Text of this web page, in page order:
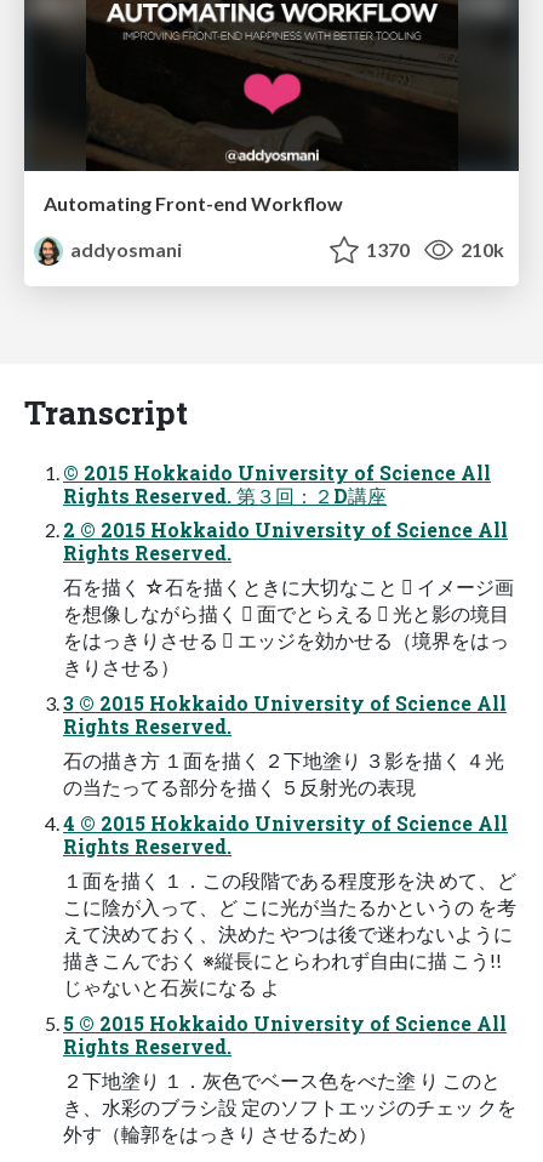
Automating Front-end Workflow
addyosmani
1370 210k
Transcript
© 2015 Hokkaido University of Science All
Rights Reserved. 第３回：２D講座
2 © 2015 Hokkaido University of Science All
Rights Reserved.
石を描く ☆石を描くときに大切なこと  イメージ画
を想像しながら描く  面でとらえる  光と影の境目
をはっきりさせる  エッジを効かせる（境界をはっ
きりさせる）
3 © 2015 Hokkaido University of Science All
Rights Reserved.
石の描き方 １面を描く ２下地塗り ３影を描く ４光
の当たってる部分を描く ５反射光の表現
4 © 2015 Hokkaido University of Science All
Rights Reserved.
１面を描く １．この段階である程度形を決 めて、ど
こに陰が入って、ど こに光が当たるかというの を考
えて決めておく、決めた やつは後で迷わないように
描きこんでおく ※縦長にとらわれず自由に描 こう!!
じゃないと石炭になる よ
5 © 2015 Hokkaido University of Science All
Rights Reserved.
２下地塗り １．灰色でベース色をべた塗 り このと
き、水彩のブラシ設 定のソフトエッジのチェッ クを
外す（輪郭をはっきり させるため）